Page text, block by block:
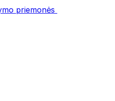
priemonės